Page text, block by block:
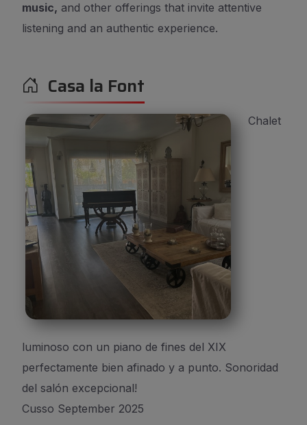
music, and other offerings that invite attentive
listening and an authentic experience.
Casa la Font
Chalet
luminoso con un piano de fines del XIX
perfectamente bien afinado y a punto. Sonoridad
del salón excepcional!
Cusso September 2025